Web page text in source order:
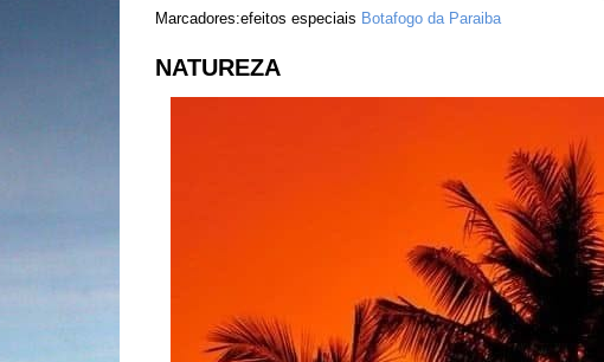
Marcadores:efeitos especiais Botafogo da Paraiba
NATUREZA